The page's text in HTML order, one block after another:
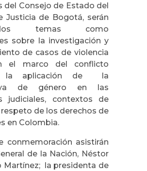
del Consejo de Estado del
Justicia de Bogotá, serán
temas como
sobre la investigación y
de casos de violencia
el marco del conflicto
la aplicación de la
de género en las
judiciales, contextos de
de los derechos de
en Colombia.
conmemoración asistirán
de la Nación, Néstor
Martínez; la presidenta de